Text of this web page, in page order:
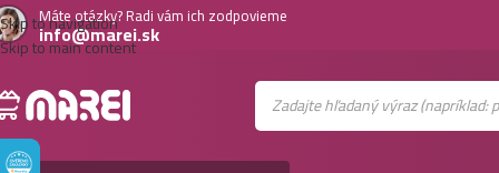
Skip to navigation
Skip to main content
Máte otázky? Radi vám ich zodpovieme
info@marei.sk